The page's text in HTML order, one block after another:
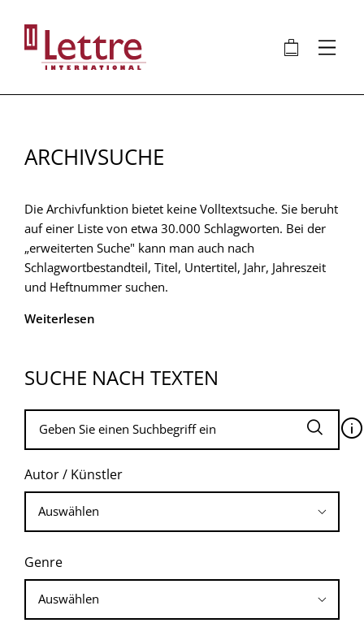
Inhalt
🛍 ⋮
ARCHIVSUCHE
Die Archivfunktion bietet keine Volltextsuche. Sie beruht
auf einer Liste von etwa 30.000 Schlagworten. Bei der
„erweiterten Suche" kann man auch nach
Schlagwortbestandteil, Titel, Untertitel, Jahr, Jahreszeit
und Heftnummer suchen.
Weiterlesen
SUCHE NACH TEXTEN
🛈
Autor / Künstler
Genre